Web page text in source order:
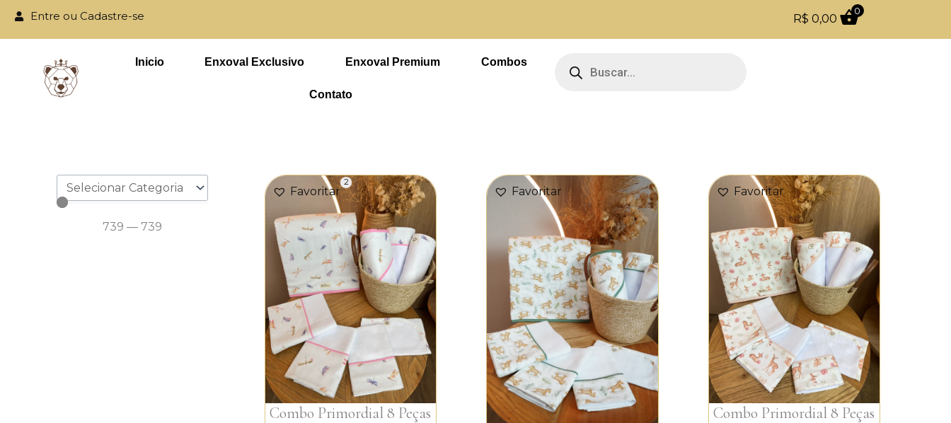
conteúdo
Entre ou Cadastre-se
Parcele em até 4 vezes sem juros Todo o site com 5% de desconto no PIX
R$ 0,00
0
Inicio Enxoval Exclusivo Enxoval Premium Combos
Contato
739 — 739
Favoritar
2
Combo Primordial 8 Peças
Favoritar Favoritar
Combo Primordial 8 Peças
PagePage